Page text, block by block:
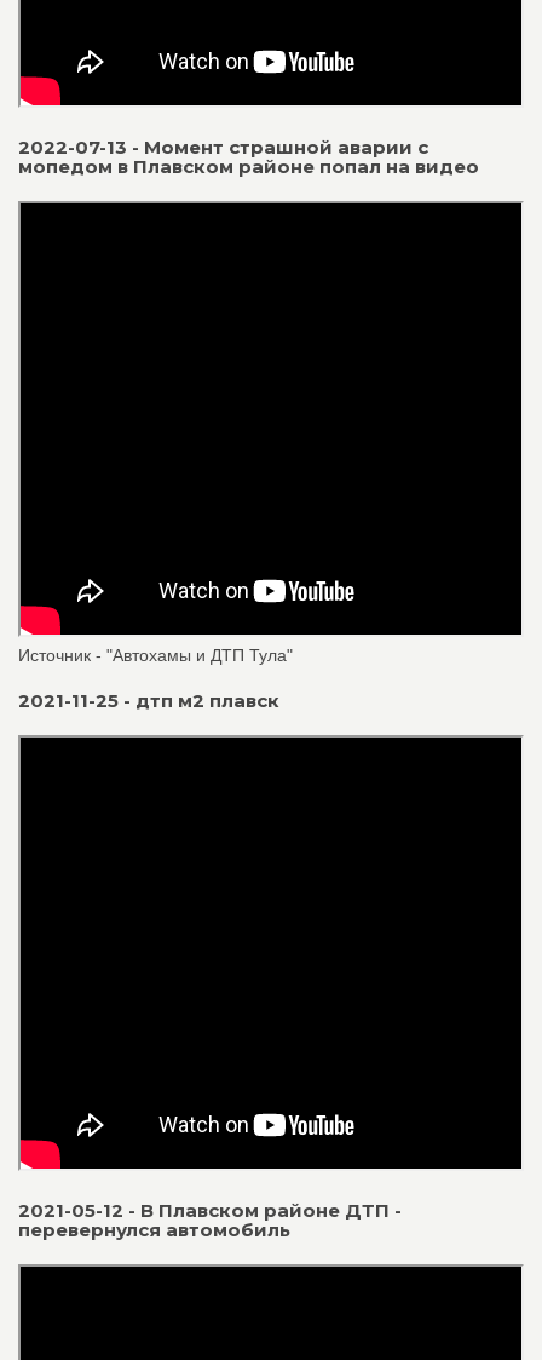
2022-07-13 - Момент страшной аварии с
мопедом в Плавском районе попал на видео
Источник - "Автохамы и ДТП Тула"
2021-11-25 - дтп м2 плавск
2021-05-12 - В Плавском районе ДТП -
перевернулся автомобиль